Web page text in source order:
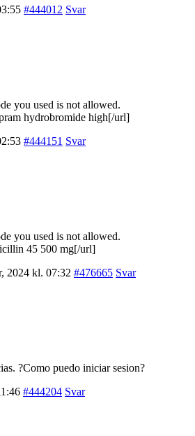
#444012 Svar
you used is not allowed.
hydrobromide high[/url]
#444151 Svar
you used is not allowed.
45 500 mg[/url]
2024 kl. 07:32 #476665 Svar
?Como puedo iniciar sesion?
#444204 Svar